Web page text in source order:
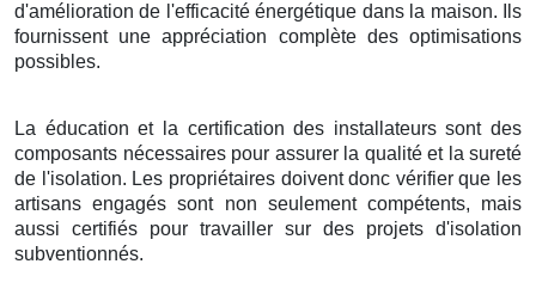
d'amélioration de l'efficacité énergétique dans la maison. Ils
fournissent une appréciation complète des optimisations
possibles.
La éducation et la certification des installateurs sont des
composants nécessaires pour assurer la qualité et la sureté
de l'isolation. Les propriétaires doivent donc vérifier que les
artisans engagés sont non seulement compétents, mais
aussi certifiés pour travailler sur des projets d'isolation
subventionnés.